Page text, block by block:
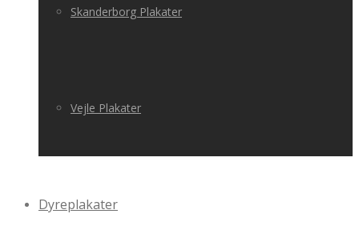
Skanderborg Plakater
Vejle Plakater
Dyreplakater